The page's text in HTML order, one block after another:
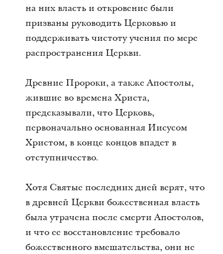
на них власть и откровение были
призваны руководить Церковью и
поддерживать чистоту учения по мере
распространения Церкви.
Древние Пророки, а также Апостолы,
жившие во времена Христа,
предсказывали, что Церковь,
первоначально основанная Иисусом
Христом, в конце концов впадет в
отступничество.
Хотя Святые последних дней верят, что
в древней Церкви божественная власть
была утрачена после смерти Апостолов,
и что ее восстановление требовало
божественного вмешательства, они не